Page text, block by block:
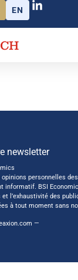
EN
CH
newsletter
personnelles
informatif. BSI
l’exhaustivité des
à tout moment sans
—